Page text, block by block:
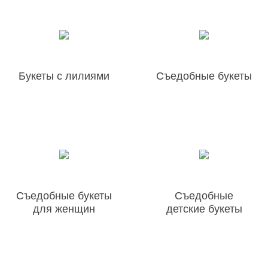
Букеты с лилиями Съедобные букеты
Съедобные букеты
для женщин
Съедобные
детские букеты